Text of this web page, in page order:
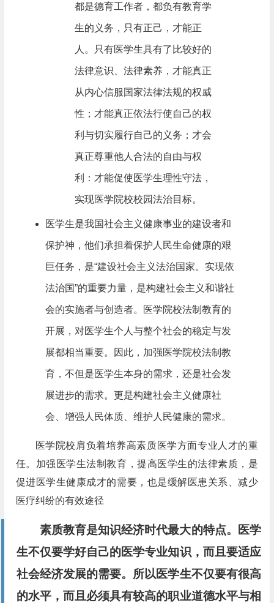
都是德育工作者，都负有教育学
生的义务，只有正己，才能正
人。只有医学生具有了比较好的
法律意识、法律素养，才能真正
从内心信服国家法律法规的权威
性；才能真正依法行使自己的权
利与切实履行自己的义务；才会
真正尊重他人合法的自由与权
利：才能促使医学生理性守法，
实现医学院校校园法治目标。
医学生是我国社会主义健康事业的建设者和
保护神，他们承担着保护人民生命健康的艰
巨任务，是“建设社会主义法治国家。实现依
法治国”的重要力量，是构建社会主义和谐社
会的实施者与创造者。医学院校法制教育的
开展，对医学生个人与整个社会的稳定与发
展都相当重要。因此，加强医学院校法制教
育，不但是医学生本身的需求，还是社会发
展进步的需求。更是构建社会主义健康社
会、增强人民体质、维护人民健康的需求。
医学院校肩负着培养高素质医学方面专业人才的重
任。加强医学生法制教育，提高医学生的法律素质，是
促进医学生健康成才的需要，也是缓解医患关系、减少
医疗纠纷的有效途径
素质教育是知识经济时代最大的特点。医学
生不仅要学好自己的医学专业知识，而且要适应
社会经济发展的需要。所以医学生不仅要有很高
的水平，而且必须具有较高的职业道德水平与相